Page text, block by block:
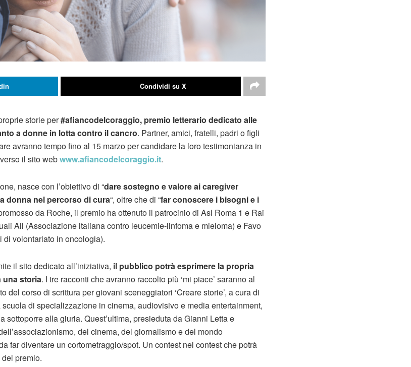
Condividi su X
storie per#afiancodelcoraggio, premio letterario dedicato alle
a donne in lotta contro il cancro. Partner, amici, fratelli, padri o figli
avranno tempo fino al 15 marzo per candidare la loro testimonianza in
il sito webwww.afiancodelcoraggio.it.
nasce con l’obiettivo di “dare sostegno e valore ai caregiver
donna nel percorso di cura“, oltre che di “far conoscere i bisogni e i
da Roche, il premio ha ottenuto il patrocinio di Asl Roma 1 e Rai
Ail (Associazione italiana contro leucemie-linfoma e mieloma) e Favo
volontariato in oncologia).
il sito dedicato all’iniziativa, il pubblico potrà esprimere la propria
una storia. I tre racconti che avranno raccolto più ‘mi piace’ saranno al
del corso di scrittura per giovani sceneggiatori ‘Creare storie’, a cura di
di specializzazione in cinema, audiovisivo e media entertainment,
sottoporre alla giuria. Quest’ultima, presieduta da Gianni Letta e
del cinema, del giornalismo e del mondo
far diventare un cortometraggio/spot. Un contest nel contest che potrà
premio.